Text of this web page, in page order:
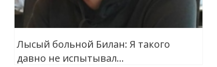
Лысый больной Билан: Я такого
давно не испытывал…